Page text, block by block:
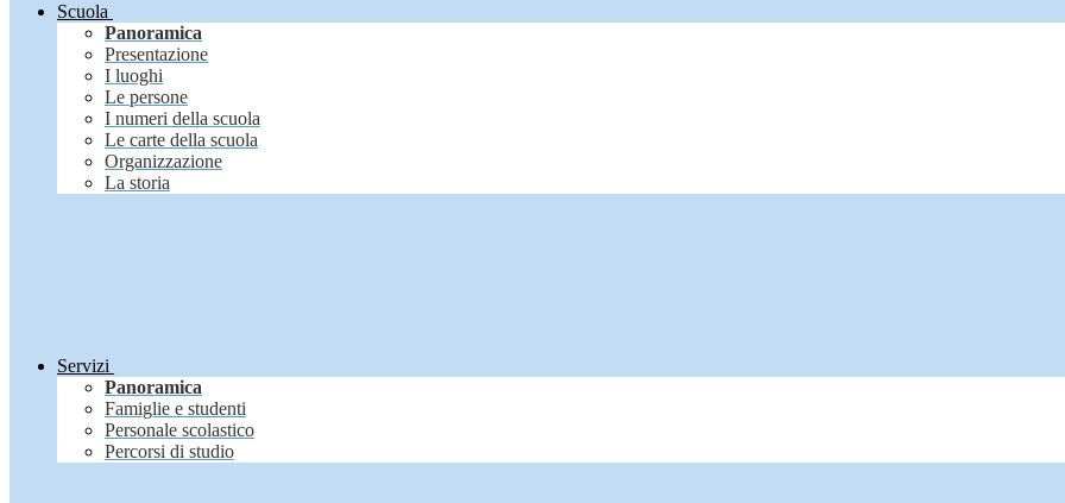
Scuola
Panoramica
Presentazione
I luoghi
Le persone
I numeri della scuola
Le carte della scuola
Organizzazione
La storia
Servizi
Panoramica
Famiglie e studenti
Personale scolastico
Percorsi di studio